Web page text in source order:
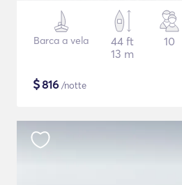
Barca a vela
44 ft
13 m
10
$816 /notte